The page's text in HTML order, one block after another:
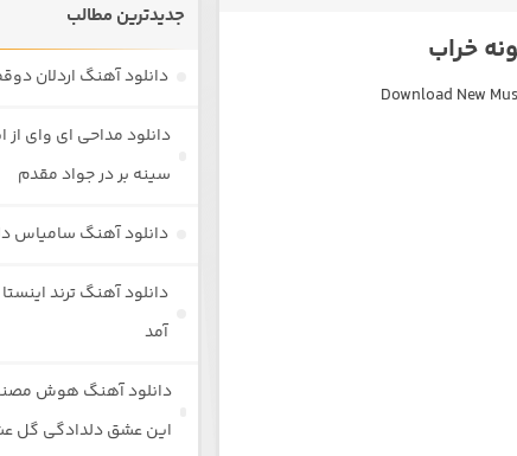
خراب
Download New
جدیدترین مطالب
دانلود آهنگ اردلان
دانلود مداحی ای وای
سینه بر در جواد مقدم
دانلود آهنگ سامیاس
دانلود آهنگ ترند
آمد
دانلود آهنگ هوش
این عشق دلدادگی گل